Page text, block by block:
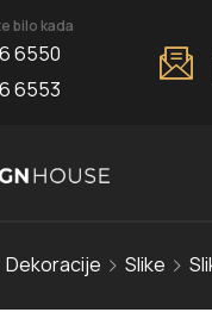
bilo kada
6550
6553
Dekoracije Slike